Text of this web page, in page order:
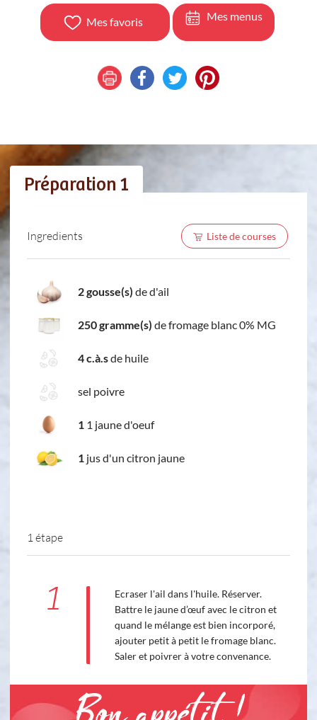
Mes favoris Mes menus
Préparation 1
Ingredients Liste de courses
2 gousse(s) de d'ail
250 gramme(s) de fromage blanc 0% MG
4 c.à.sde huile
sel poivre
1 1 jaune d'oeuf
1 jus d'un citron jaune
1 étape
1
Ecraser l'ail dans l'huile. Réserver.
Battre le jaune d’œuf avec le citron et
quand le mélange est bien incorporé,
ajouter petit à petit le fromage blanc.
Saler et poivrer à votre convenance.